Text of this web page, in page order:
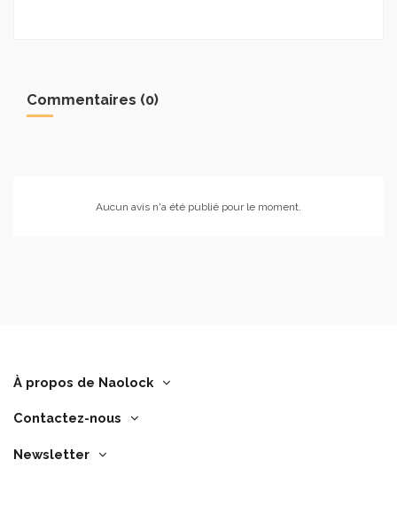
Commentaires (0)
Aucun avis n'a été publié pour le moment.
À propos de Naolock
Contactez-nous
Newsletter